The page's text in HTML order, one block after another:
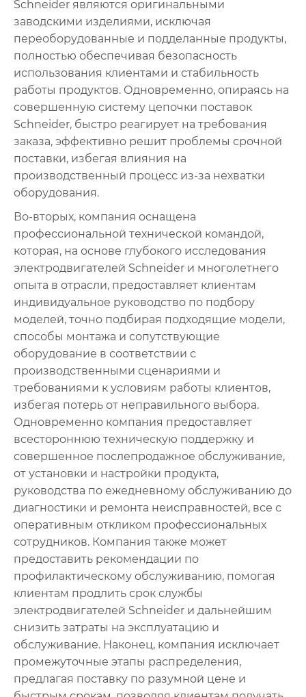
Schneider являются оригинальными
заводскими изделиями, исключая
переоборудованные и подделанные продукты,
полностью обеспечивая безопасность
использования клиентами и стабильность
работы продуктов. Одновременно, опираясь на
совершенную систему цепочки поставок
Schneider, быстро реагирует на требования
заказа, эффективно решит проблемы срочной
поставки, избегая влияния на
производственный процесс из-за нехватки
оборудования.
Во-вторых, компания оснащена
профессиональной технической командой,
которая, на основе глубокого исследования
электродвигателей Schneider и многолетнего
опыта в отрасли, предоставляет клиентам
индивидуальное руководство по подбору
моделей, точно подбирая подходящие модели,
способы монтажа и сопутствующие
оборудование в соответствии с
производственными сценариями и
требованиями к условиям работы клиентов,
избегая потерь от неправильного выбора.
Одновременно компания предоставляет
всестороннюю техническую поддержку и
совершенное послепродажное обслуживание,
от установки и настройки продукта,
руководства по ежедневному обслуживанию до
диагностики и ремонта неисправностей, все с
оперативным откликом профессиональных
сотрудников. Компания также может
предоставить рекомендации по
профилактическому обслуживанию, помогая
клиентам продлить срок службы
электродвигателей Schneider и дальнейшим
снизить затраты на эксплуатацию и
обслуживание. Наконец, компания исключает
промежуточные этапы распределения,
предлагая поставку по разумной цене и